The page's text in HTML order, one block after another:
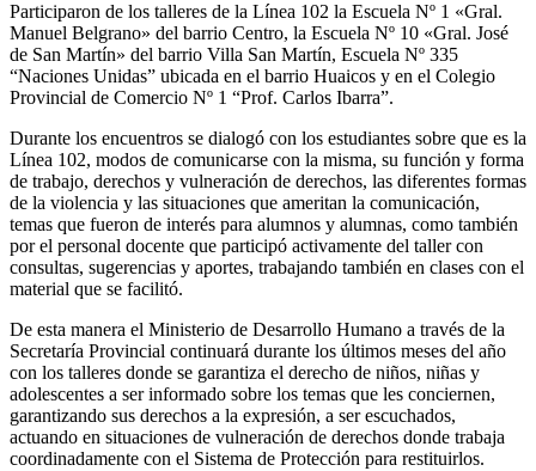
Participaron de los talleres de la Línea 102 la Escuela Nº 1 «Gral.
Manuel Belgrano» del barrio Centro, la Escuela Nº 10 «Gral. José
de San Martín» del barrio Villa San Martín, Escuela Nº 335
“Naciones Unidas” ubicada en el barrio Huaicos y en el Colegio
Provincial de Comercio Nº 1 “Prof. Carlos Ibarra”.
Durante los encuentros se dialogó con los estudiantes sobre que es la
Línea 102, modos de comunicarse con la misma, su función y forma
de trabajo, derechos y vulneración de derechos, las diferentes formas
de la violencia y las situaciones que ameritan la comunicación,
temas que fueron de interés para alumnos y alumnas, como también
por el personal docente que participó activamente del taller con
consultas, sugerencias y aportes, trabajando también en clases con el
material que se facilitó.
De esta manera el Ministerio de Desarrollo Humano a través de la
Secretaría Provincial continuará durante los últimos meses del año
con los talleres donde se garantiza el derecho de niños, niñas y
adolescentes a ser informado sobre los temas que les conciernen,
garantizando sus derechos a la expresión, a ser escuchados,
actuando en situaciones de vulneración de derechos donde trabaja
coordinadamente con el Sistema de Protección para restituirlos.